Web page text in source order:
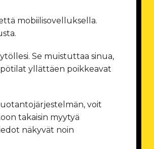
mobiilisovelluksella.
Se muistuttaa sinua,
yllättäen poikkeavat
voit
takaisin myytyä
näkyvät noin